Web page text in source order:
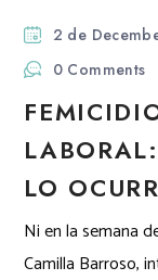
2 de
0 Comments
LO
Ni en la semana
Camilla Barroso,